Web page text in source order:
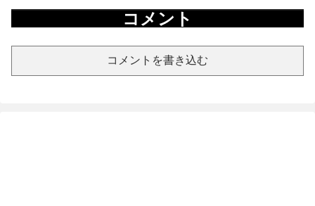
コメント
コメントを書き込む